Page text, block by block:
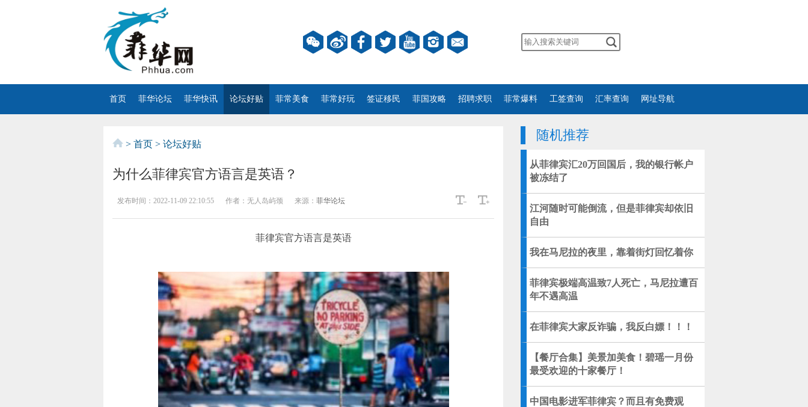
首页 菲华论坛 菲华快讯 论坛好贴 菲常美食 菲常好玩 签证移民 菲国攻略 招聘求职 菲常爆料 工签查询 汇率查询 网址导航
> 首页 > 论坛好贴
为什么菲律宾官方语言是英语？
发布时间： 2022-11-09 22:10:55 作者： 无人岛屿颈 来源： 菲华论坛
菲律宾官方语言是英语
随机推荐
从菲律宾汇20万回国后，我的银行帐户
被冻结了
江河随时可能倒流，但是菲律宾却依旧
自由
我在马尼拉的夜里，靠着街灯回忆着你
菲律宾极端高温致7人死亡，马尼拉遭百
年不遇高温
在菲律宾大家反诈骗，我反白嫖！！！
【餐厅合集】美景加美食！碧瑶一月份
最受欢迎的十家餐厅！
中国电影进军菲律宾？而且有免费观